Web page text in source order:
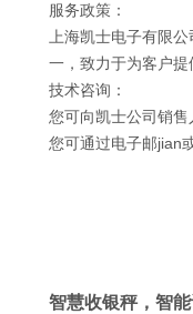
服务政策：
上海凯士电子有限
一，致力于为客户
技术咨询：
您可向凯士公司销
您可通过电子邮jian
智慧收银秤，智